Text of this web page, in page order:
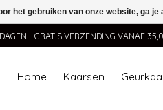
- GRATIS VERZENDING VANAF
Home Kaarsen
het gebruiken van onze website, ga